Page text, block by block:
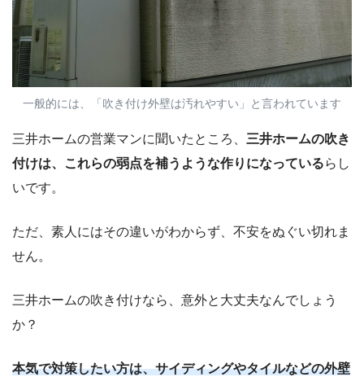
一般的には、「吹き付け外壁は汚れやすい」と言われています
三井ホームの営業マンに聞いたところ、 三井ホームの吹き
付けは、これらの弱点を補うような作りになっているらし
いです。
ただ、素人にはその違いがわからず、不安をぬぐい切れま
せん。
三井ホームの吹き付けなら、意外と大丈夫なんでしょう
か？
本気で対策したい方は、サイディングやタイルなどの外壁